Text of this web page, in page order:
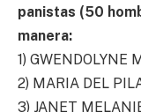
panistas (50
manera:
1) GWENDOLYNE
2) MARIA DEL
3) JANET